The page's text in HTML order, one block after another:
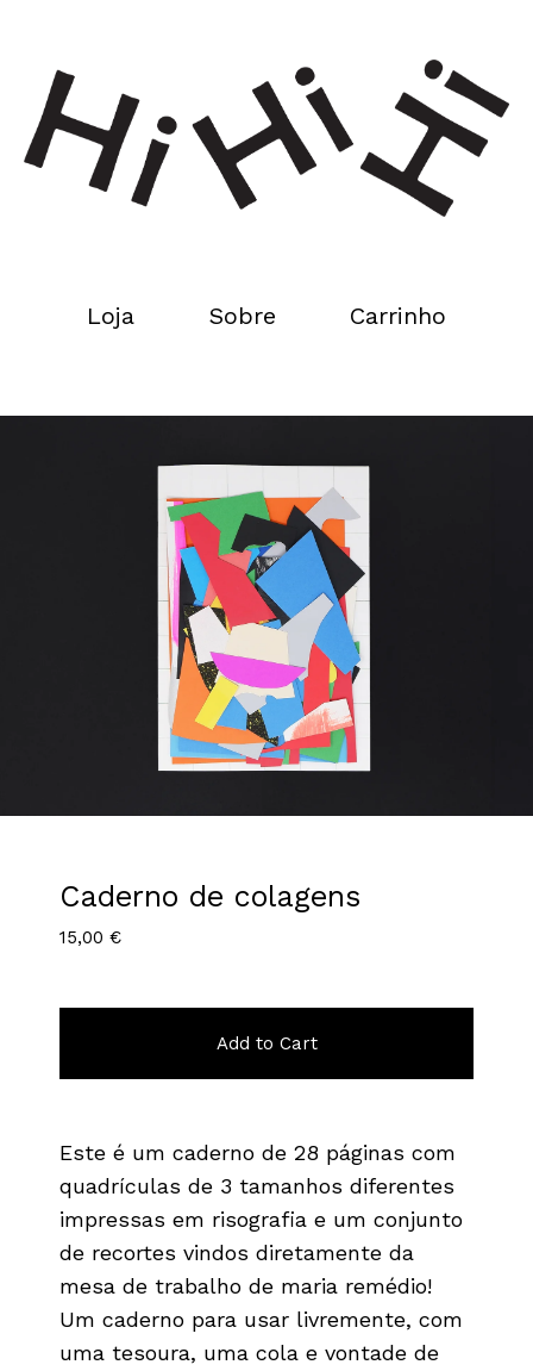
Loja Sobre Carrinho
Add to Cart
Caderno de colagens
15,00 €
Este é um caderno de 28 páginas com
quadrículas de 3 tamanhos diferentes
impressas em risografia e um conjunto
de recortes vindos diretamente da
mesa de trabalho de maria remédio!
Um caderno para usar livremente, com
uma tesoura, uma cola e vontade de